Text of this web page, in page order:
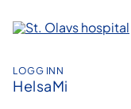
innhold
LOGG INN
HelsaMi